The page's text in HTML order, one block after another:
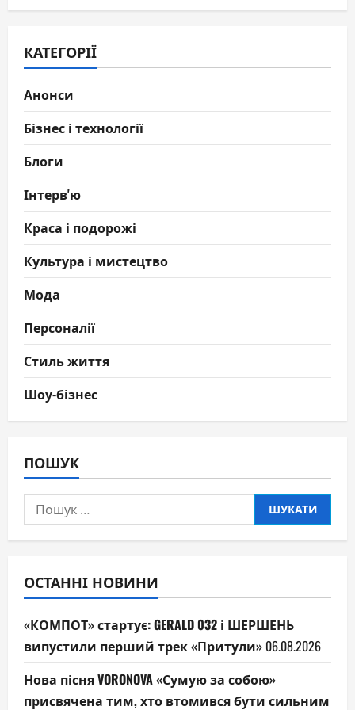
КАТЕГОРІЇ
Анонси
Бізнес і технології
Блоги
Інтерв'ю
Краса і подорожі
Культура і мистецтво
Мода
Персоналії
Стиль життя
Шоу-бізнес
ПОШУК
Пошук:
ОСТАННІ НОВИНИ
«КОМПОТ» стартує: GERALD 032 і ШЕРШЕНЬ
випустили перший трек «Притули» 06.08.2026
Нова пісня VORONOVA «Сумую за собою»
присвячена тим, хто втомився бути сильним